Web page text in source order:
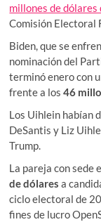
millones de dólares
Comisión Electoral
Biden, que se
nominación del
terminó enero con
frente a los 46
Los Uihlein habían
DeSantis y Liz
Trump.
La pareja con sede
de dólaresa
ciclo electoral de
fines de lucro